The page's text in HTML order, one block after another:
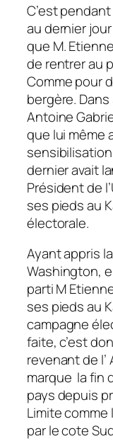
C’est
au dernier
que M.
de rentrer au
Comme pour
bergère.
Antoine
que lui même
dernier avait
Président de
ses pieds au
électorale.
Ayant appris
Washington,
parti M
ses pieds au
campagne
faite, c’est
revenant de l’
marque la fin
pays depuis
Limite comme
par le cote